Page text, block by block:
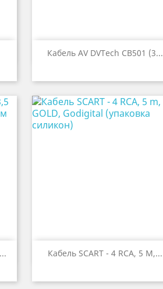
Кабель AV DVTech CB501 (3...
 Быстрый просмотр
Кабель SCART - 4 RCA, 5 M,...
 Быстрый просмотр